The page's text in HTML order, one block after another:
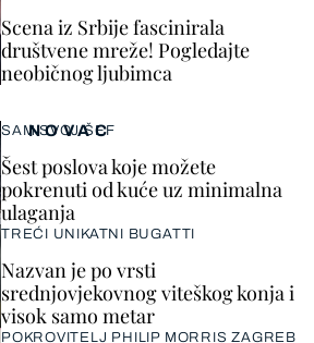
Scena iz Srbije fascinirala
društvene mreže! Pogledajte
neobičnog ljubimca
NOVAC
SAM SVOJ ŠEF
Šest poslova koje možete
pokrenuti od kuće uz minimalna
ulaganja
TREĆI UNIKATNI BUGATTI
Nazvan je po vrsti
srednjovjekovnog viteškog konja i
visok samo metar
POKROVITELJ PHILIP MORRIS ZAGREB